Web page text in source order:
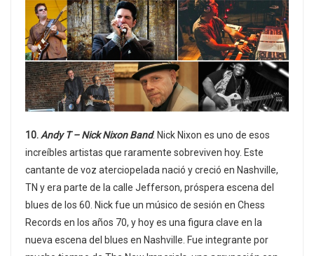
10.Andy T – Nick Nixon Band. Nick Nixon es uno de esos
increíbles artistas que raramente sobreviven hoy. Este
cantante de voz aterciopelada nació y creció en Nashville,
TN y era parte de la calle Jefferson, próspera escena del
blues de los 60. Nick fue un músico de sesión en Chess
Records en los años 70, y hoy es una figura clave en la
nueva escena del blues en Nashville. Fue integrante por